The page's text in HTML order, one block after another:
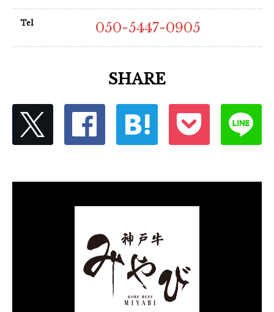
Tel 050-5447-0905
SHARE